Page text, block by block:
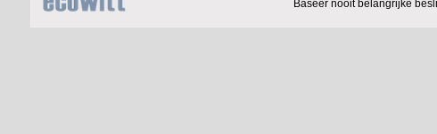
Baseer nooit belangrijke